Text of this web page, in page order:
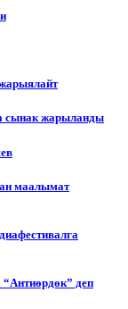
сынак жарыланды
маалымат
“Антиөрдөк” деп